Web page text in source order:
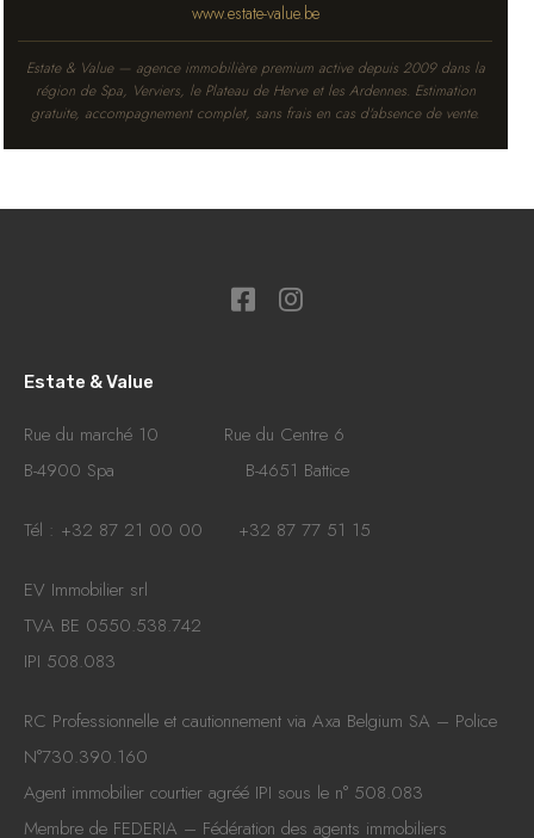
www.estate-value.be
Estate & Value — agence immobilière premium active depuis 2009 dans la
région de Spa, Verviers, le Plateau de Herve et les Ardennes. Estimation
gratuite, accompagnement complet, sans frais en cas d'absence de vente.
Estate & Value
Rue du marché 10 Rue du Centre 6
B-4900 Spa B-4651 Battice
Tél : +32 87 21 00 00 +32 87 77 51 15
EV Immobilier srl
TVA BE 0550.538.742
IPI 508.083
RC Professionnelle et cautionnement via Axa Belgium SA – Police
N°730.390.160
Agent immobilier courtier agréé IPI sous le n° 508.083
Membre de FEDERIA – Fédération des agents immobiliers